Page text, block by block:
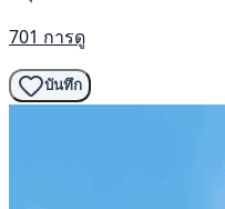
701 การดู
บันทึก